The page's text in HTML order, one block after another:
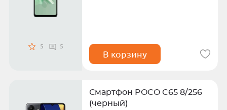
5 5
В корзину
Смартфон POCO C65 8/256
(черный)